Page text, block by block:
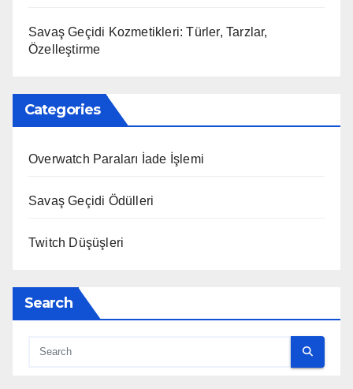
Savaş Geçidi Kozmetikleri: Türler, Tarzlar,
Özelleştirme
Categories
Overwatch Paraları İade İşlemi
Savaş Geçidi Ödülleri
Twitch Düşüşleri
Search